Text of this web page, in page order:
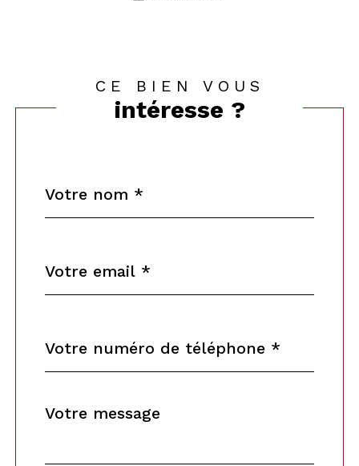
CE BIEN VOUS
intéresse ?
par
défaut
*
*
*
Fieldset
Message
*